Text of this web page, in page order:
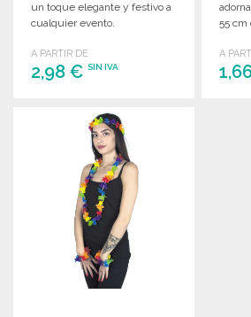
un toque elegante y festivo a
cualquier evento.
A PARTIR DE
2,98 € SIN IVA
PEDIR
Solicitar un presupuesto
55 cm
A